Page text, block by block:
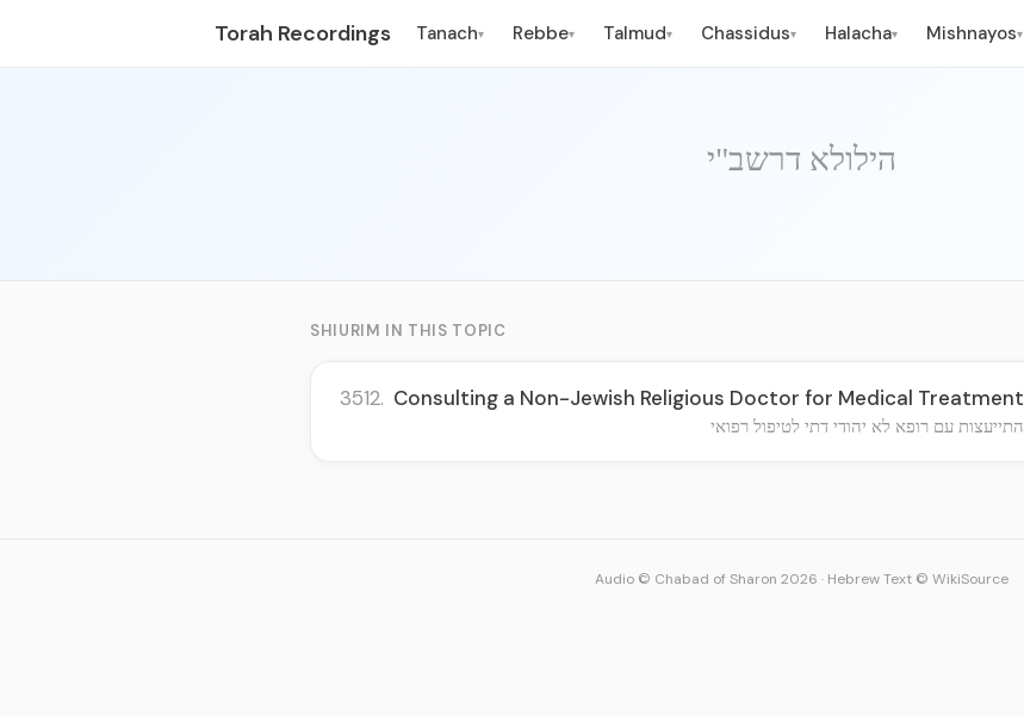
Torah Recordings Tanach▾ Rebbe▾ Talmud▾ Chassidus▾ Halacha▾ Mishnayos▾
הילולא דרשב"י
SHIURIM IN THIS TOPIC
3512. Consulting a Non-Jewish Religious Doctor for Medical Treatment
התייעצות עם רופא לא יהודי דתי לטיפול רפואי
Audio © Chabad of Sharon 2026 · Hebrew Text © WikiSource